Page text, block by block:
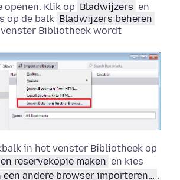
openen. Klik op Bladwijzers en
op de balk Bladwijzers beheren
venster Bibliotheek wordt
in het venster Bibliotheek op
reservekopie maken en kies
een andere browser importeren… .